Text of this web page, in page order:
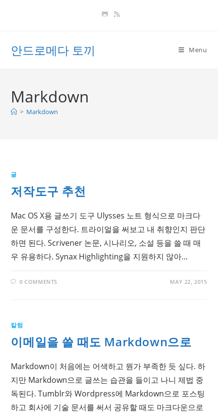
안드로메다 토끼 Menu
Markdown
> Markdown
글
저작도구 추천
Mac OS X용 글쓰기 도구 Ulysses 노트 형식으로 마크다
운 문서를 구성한다. 트라이얼을 써보고 내 취향인지 판단
하면 된다. Scrivener 논문, 시나리오, 소설 등을 쓸 때 매
우 유용하다. Synax Highlighting을 지원하지 않아…
0 COMMENTS MAY 22, 2015
칼럼
이메일을 쓸 때도 Markdown으로
Markdown이 처음에는 어색하고 뭔가 부족한 듯 싶다. 하
지만 Markdown으로 글쓰는 습관을 들이고 나니 제법 중
독된다. Tumblr와 Wordpress에 Markdown으로 포스팅
하고 회사에 기술 문서를 써서 공유할 때도 마크다운으로